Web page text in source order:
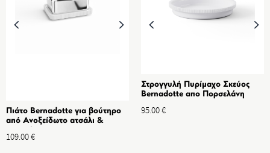
Πιάτο Bernadotte για βούτηρο
από Ανοξείδωτο ατσάλι &
109.00€
Στρογγυλή Πυρίμαχο Σκεύος
Bernadotte απο Πορσελάνη
95.00€